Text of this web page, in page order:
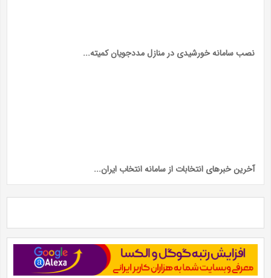
نصب سامانه خورشیدی در منازل مددجویان کمیته...
آخرین خبر‌های انتخابات از سامانه انتخاب ایران...